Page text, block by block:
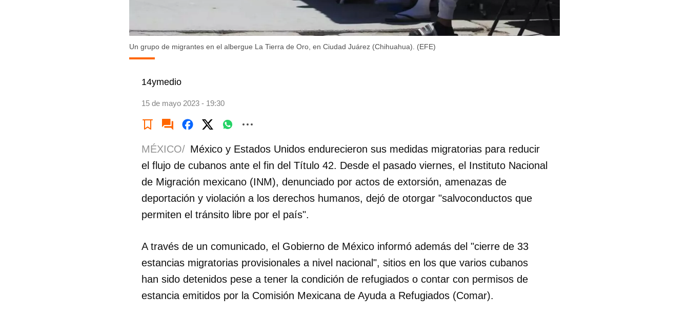
Un grupo de migrantes en el albergue La Tierra de Oro, en Ciudad Juárez (Chihuahua). (EFE)
14ymedio
15 de mayo 2023 - 19:30
MÉXICO/ México y Estados Unidos endurecieron sus medidas migratorias para reducir
el flujo de cubanos ante el fin del Título 42. Desde el pasado viernes, el Instituto Nacional
de Migración mexicano (INM), denunciado por actos de extorsión, amenazas de
deportación y violación a los derechos humanos, dejó de otorgar "salvoconductos que
permiten el tránsito libre por el país".
A través de un comunicado, el Gobierno de México informó además del "cierre de 33
estancias migratorias provisionales a nivel nacional", sitios en los que varios cubanos
han sido detenidos pese a tener la condición de refugiados o contar con permisos de
estancia emitidos por la Comisión Mexicana de Ayuda a Refugiados (Comar).